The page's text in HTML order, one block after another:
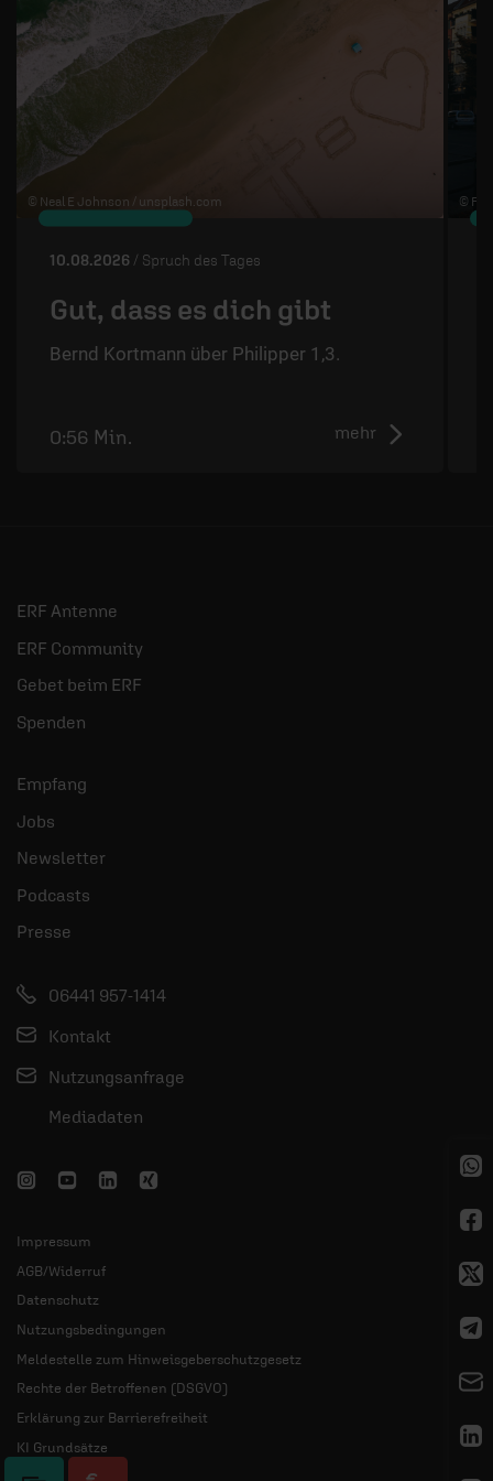
© Neal E Johnson / unsplash.com
10.08.2026 / Spruch des Tages
Gut, dass es dich gibt
Bernd Kortmann über Philipper 1,3.
mehr
0:56 Min.
© Flo
ERF Antenne
ERF Community
Gebet beim ERF
Spenden
Empfang
Jobs
Newsletter
Podcasts
Presse
06441 957-1414
Kontakt
Nutzungsanfrage
Mediadaten
Impressum
AGB/Widerruf
Datenschutz
Nutzungsbedingungen
Meldestelle zum Hinweisgeberschutzgesetz
Rechte der Betroffenen (DSGVO)
Erklärung zur Barrierefreiheit
KI Grundsätze